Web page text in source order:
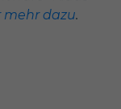
mehr dazu.